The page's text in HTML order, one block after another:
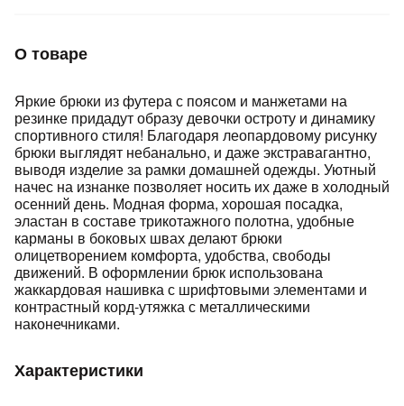
О товаре
Яркие брюки из футера с поясом и манжетами на
резинке придадут образу девочки остроту и динамику
спортивного стиля! Благодаря леопардовому рисунку
брюки выглядят небанально, и даже экстравагантно,
выводя изделие за рамки домашней одежды. Уютный
начес на изнанке позволяет носить их даже в холодный
осенний день. Модная форма, хорошая посадка,
эластан в составе трикотажного полотна, удобные
карманы в боковых швах делают брюки
олицетворением комфорта, удобства, свободы
движений. В оформлении брюк использована
жаккардовая нашивка с шрифтовыми элементами и
контрастный корд-утяжка с металлическими
наконечниками.
Характеристики
25
раз в 2
недели
Остались вопросы?
8 800 302-02-51
plait.ru